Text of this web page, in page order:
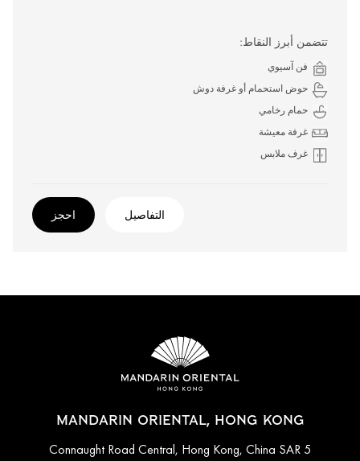
تتضمن أبرز النقاط:
فن آسيوي
حوض استحمام أو غرفة دوش
حمام رخامي
غرفة معيشة
غرف ملابس
التفاصيل احجز
MANDARIN ORIENTAL, HONG KONG
5 Connaught Road Central, Hong Kong, China SAR